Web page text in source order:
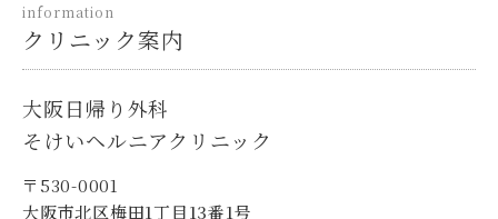
information
クリニック案内
大阪日帰り外科
そけいヘルニアクリニック
〒530-0001
大阪市北区梅田1丁目13番1号